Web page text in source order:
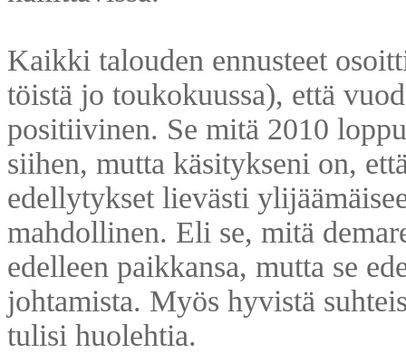
Kaikki talouden ennusteet
töistä jo toukokuussa), että
positiivinen. Se mitä 2010
siihen, mutta käsitykseni on,
edellytykset lievästi
mahdollinen. Eli se, mitä
edelleen paikkansa, mutta se
johtamista. Myös hyvistä
tulisi huolehtia.